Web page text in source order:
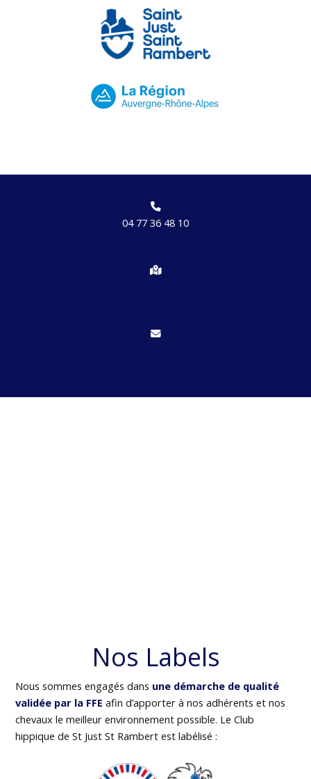
04 77 36 48 10
Nos Labels
Nous sommes engagés dans une démarche de qualité
validée par la FFE afin d’apporter à nos adhérents et nos
chevaux le meilleur environnement possible. Le Club
hippique de St Just St Rambert est labélisé :